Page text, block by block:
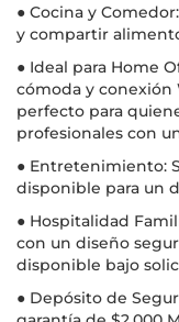
● Cocina y
y compartir
● Ideal para Home
cómoda y conexión
perfecto para
profesionales con
● Entretenimiento:
disponible para un
● Hospitalidad
con un diseño
disponible bajo
● Depósito de